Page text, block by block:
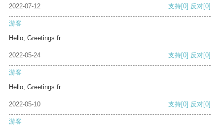
2022-07-12 支持[0] 反对[0]
游客
Hello, Greetings fr
2022-05-24 支持[0] 反对[0]
游客
Hello, Greetings fr
2022-05-10 支持[0] 反对[0]
游客